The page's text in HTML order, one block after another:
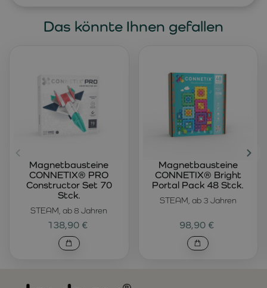
Das könnte Ihnen gefallen
STEAM, ab 8 Jahren
Magnetbausteine
CONNETIX® PRO
Constructor Set 70
Stck.
138,90 €
STEAM, ab 3 Jahren
Magnetbausteine
CONNETIX® Bright
Portal Pack 48 Stck.
98,90 €